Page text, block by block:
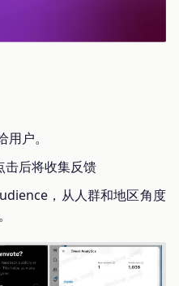
用户。
击后将收集反馈
，从人群和地区角度